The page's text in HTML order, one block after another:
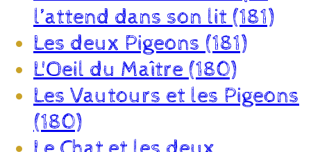
l’attend dans son lit (181)
Les deux Pigeons (181)
L'Oeil du Maître (180)
Les Vautours et les Pigeons
(180)